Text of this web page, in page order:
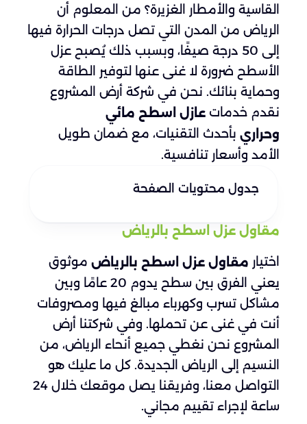
القاسية والأمطار الغزيرة؟ من المعلوم أن
الرياض من المدن التي تصل درجات الحرارة فيها
إلى 50 درجة صيفًا، وبسبب ذلك يُصبح عزل
الأسطح ضرورة لا غنى عنها لتوفير الطاقة
وحماية بنائك. نحن في شركة أرض المشروع
نقدم خدمات عازل اسطح مائي
وحراري بأحدث التقنيات، مع ضمان طويل
الأمد وأسعار تنافسية.
جدول محتويات الصفحة
مقاول عزل اسطح بالرياض
اختيار مقاول عزل اسطح بالرياض موثوق
يعني الفرق بين سطح يدوم 20 عامًا وبين
مشاكل تسرب وكهرباء مبالغ فيها ومصروفات
أنت في غنى عن تحملها. وفي شركتنا أرض
المشروع نحن نغطي جميع أنحاء الرياض، من
النسيم إلى الرياض الجديدة. كل ما عليك هو
التواصل معنا، وفريقنا يصل موقعك خلال 24
ساعة لإجراء تقييم مجاني.